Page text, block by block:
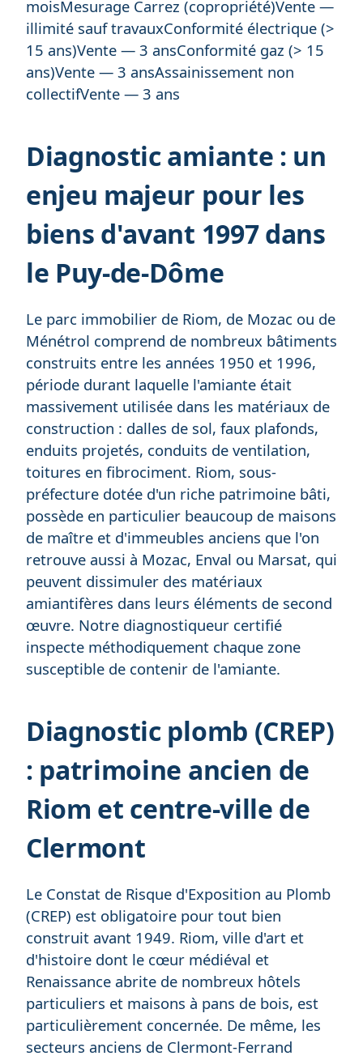
moisMesurage Carrez (copropriété)Vente —
illimité sauf travauxConformité électrique (>
15 ans)Vente — 3 ansConformité gaz (> 15
ans)Vente — 3 ansAssainissement non
collectifVente — 3 ans
Diagnostic amiante : un
enjeu majeur pour les
biens d'avant 1997 dans
le Puy-de-Dôme
Le parc immobilier de Riom, de Mozac ou de
Ménétrol comprend de nombreux bâtiments
construits entre les années 1950 et 1996,
période durant laquelle l'amiante était
massivement utilisée dans les matériaux de
construction : dalles de sol, faux plafonds,
enduits projetés, conduits de ventilation,
toitures en fibrociment. Riom, sous-
préfecture dotée d'un riche patrimoine bâti,
possède en particulier beaucoup de maisons
de maître et d'immeubles anciens que l'on
retrouve aussi à Mozac, Enval ou Marsat, qui
peuvent dissimuler des matériaux
amiantifères dans leurs éléments de second
œuvre. Notre diagnostiqueur certifié
inspecte méthodiquement chaque zone
susceptible de contenir de l'amiante.
Diagnostic plomb (CREP)
: patrimoine ancien de
Riom et centre-ville de
Clermont
Le Constat de Risque d'Exposition au Plomb
(CREP) est obligatoire pour tout bien
construit avant 1949. Riom, ville d'art et
d'histoire dont le cœur médiéval et
Renaissance abrite de nombreux hôtels
particuliers et maisons à pans de bois, est
particulièrement concernée. De même, les
secteurs anciens de Clermont-Ferrand